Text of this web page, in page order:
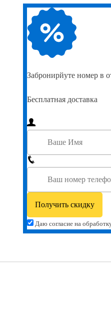
Забронирйуте номер в
Бесплатная доставка
Даю согласие на